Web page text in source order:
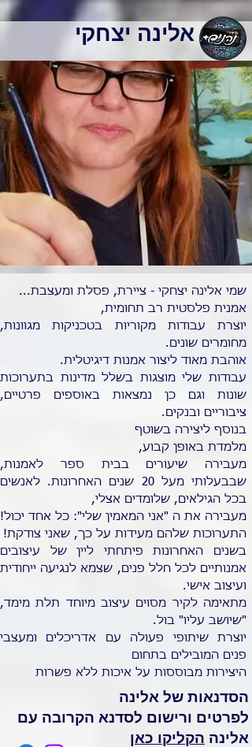
שמי אלינה יצחקי - ציירת, פסלת ומעצבת...
אמנית פלסטית רב תחומית,
יוצרת עבודות מקוריות בטכניקות מגוונות,
מחומרים שונים.
אוהבת מאוד ליצור אמנות דיגיטלית.
עבודות שלי מוצגות בשלל מדינות בתערוכות
שונות וגם כן נמצאות באוספים פרטיים,
ציבוריים ובנקים.
בנוסף ליצירה בשוטף
מלמדת באופן קבוע,
מעבירה שיעורים בבית ספר לאמנות,
שבבעלותי מעל 20 שנים האחרונות. לאנשים
בכל הגילאים, שלומדים אצלי,
מעבירה את ה "אני המאמין שלי": כל אחד יכול!
התערוכות שלהם מעידות על כך, שאני צודקת!
בשנים האחרונות פיתחתי ליין של עיצובים
אמנותיים לכל חלל פנים, שצמא לנגיעה ייחודית
ועיצוב אישי.
מתאימה לקיר מסוים עיצוב מיוחד תלת מימד,
"שיושב עליו" בול.
יוצרת שיתופי פעולה עם אדריכלים ומעצבי
פנים המובילים בתחום
היצירות מבוססות על איכות ללא פשרות
הסדנאות של אלינה
לפרטים ורישום לסדנא הקרובה עם
אלינה הקליקו כאן
אלינה יצחקי